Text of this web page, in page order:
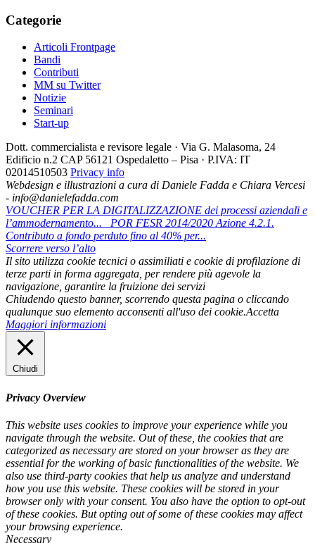
Categorie
Articoli Frontpage
Bandi
Contributi
MM su Twitter
Notizie
Seminari
Start-up
Dott. commercialista e revisore legale · Via G. Malasoma, 24
Edificio n.2 CAP 56121 Ospedaletto – Pisa · P.IVA: IT
02014510503 Privacy info
Webdesign e illustrazioni a cura di Daniele Fadda e Chiara Vercesi
- info@danielefadda.com
VOUCHER PER LA DIGITALIZZAZIONE dei processi aziendali e
l’ammodernamento...
POR FESR 2014/2020 Azione 4.2.1.
Contributo a fondo perduto fino al 40% per...
Scorrere verso l’alto
Il sito utilizza cookie tecnici o assimiliati e cookie di profilazione di
terze parti in forma aggregata, per rendere più agevole la
navigazione, garantire la fruizione dei servizi
Chiudendo questo banner, scorrendo questa pagina o cliccando
qualunque suo elemento acconsenti all'uso dei cookie.Accetta
Maggiori informazioni
Chiudi
Privacy Overview
This website uses cookies to improve your experience while you
navigate through the website. Out of these, the cookies that are
categorized as necessary are stored on your browser as they are
essential for the working of basic functionalities of the website. We
also use third-party cookies that help us analyze and understand
how you use this website. These cookies will be stored in your
browser only with your consent. You also have the option to opt-out
of these cookies. But opting out of some of these cookies may affect
your browsing experience.
Necessary